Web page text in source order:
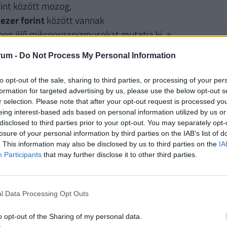
- Do Not Process My Personal Information
opt-out of the sale, sharing to third parties, or processing of your
for targeted advertising by us, please use the below opt-out
selection. Please note that after your opt-out request is processed
interest-based ads based on personal information utilized by us
to third parties prior to your opt-out. You may separately
of your personal information by third parties on the IAB’s list of
This information may also be disclosed by us to third parties on the
Participants that may further disclose it to other third parties.
Data Processing Opt Outs
opt-out of the Sharing of my personal data.
között mozog,
forintközött vannak
élő mikroorganizmusokat mutatja ki, a
a nemzetközi adatbázisban levő
egyaránt. Az ára100 ezer forint.
testsúlyt befolyásoló genetikai markereket
a testsúlyát leginkább
eredményeket a laboratórium a kiadott
javaslatot tesz az étrend módosítása, a
életmód kialakítása tekintetében.
résztvevő genetikai markerek
egy olyan DNS alapú genetikai vizsgálat, mely
alapon. Azt nézi meg, hogy az adott
vagy kevésbé jól vannak-e reprezentálva, és
valamilyen eljárás, kozmetikai szer, táplálék-
melyek azok az anyagok, amire biztosan